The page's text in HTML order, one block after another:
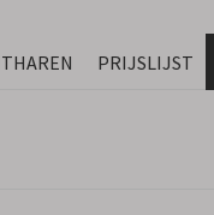
PRIJSLIJST